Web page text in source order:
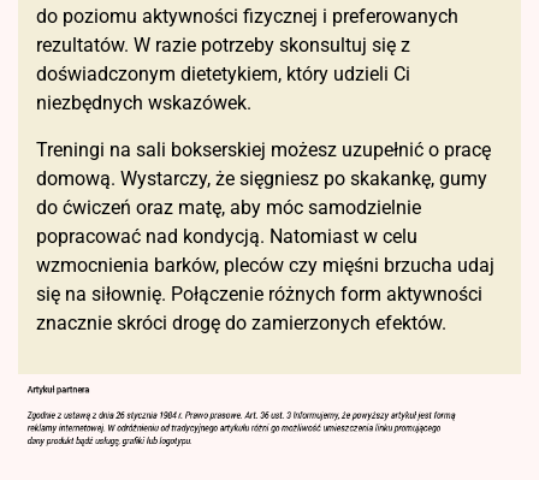
do poziomu aktywności fizycznej i preferowanych
rezultatów. W razie potrzeby skonsultuj się z
doświadczonym dietetykiem, który udzieli Ci
niezbędnych wskazówek.
Treningi na sali bokserskiej możesz uzupełnić o pracę
domową. Wystarczy, że sięgniesz po skakankę, gumy
do ćwiczeń oraz matę, aby móc samodzielnie
popracować nad kondycją. Natomiast w celu
wzmocnienia barków, pleców czy mięśni brzucha udaj
się na siłownię. Połączenie różnych form aktywności
znacznie skróci drogę do zamierzonych efektów.